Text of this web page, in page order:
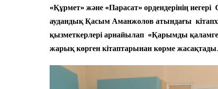
«Құрмет» және «Парасат» ордендерінің
аудандық Қасым Аманжолов атындағы
қызметкерлері арнайылап «Қарымды
жарық көрген кітаптарынан көрме жасақтады.